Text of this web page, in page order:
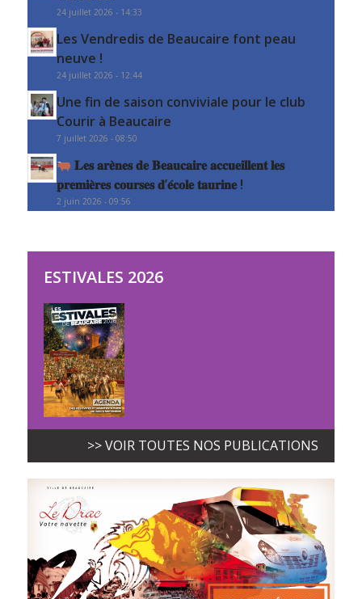
24 juillet 2026 - 14:33
Les Vendredis de Beaucaire font peau
neuve !
24 juillet 2026 - 12:44
Une fin de saison conviviale pour le club
Courir à Beaucaire
7 juillet 2026 - 08:50
𝐋𝐞𝐬 𝐚𝐫𝐞̀𝐧𝐞𝐬 𝐝𝐞 𝐁𝐞𝐚𝐮𝐜𝐚𝐢𝐫𝐞 𝐚𝐜𝐜𝐮𝐞𝐢𝐥𝐥𝐞𝐧𝐭 𝐥𝐞𝐬
𝐩𝐫𝐞𝐦𝐢𝐞̀𝐫𝐞𝐬 𝐜𝐨𝐮𝐫𝐬𝐞𝐬 𝐝’𝐞́𝐜𝐨𝐥𝐞 𝐭𝐚𝐮𝐫𝐢𝐧𝐞 !
2 juin 2026 - 09:56
ESTIVALES 2026
>> VOIR TOUTES NOS PUBLICATIONS